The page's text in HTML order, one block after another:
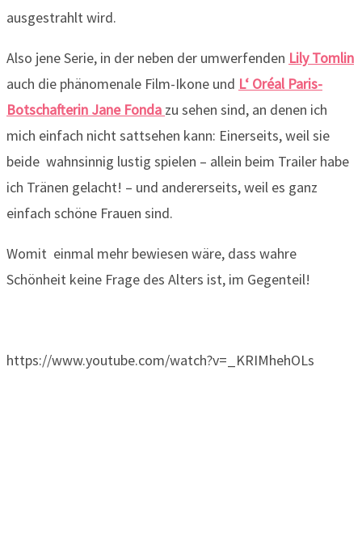
ausgestrahlt wird.
Also jene Serie, in der neben der umwerfenden Lily Tomlin
auch die phänomenale Film-Ikone und L‘ Oréal Paris-
Botschafterin Jane Fonda zu sehen sind, an denen ich
mich einfach nicht sattsehen kann: Einerseits, weil sie
beide wahnsinnig lustig spielen – allein beim Trailer habe
ich Tränen gelacht! – und andererseits, weil es ganz
einfach schöne Frauen sind.
Womit einmal mehr bewiesen wäre, dass wahre
Schönheit keine Frage des Alters ist, im Gegenteil!
https://www.youtube.com/watch?v=_KRIMhehOLs